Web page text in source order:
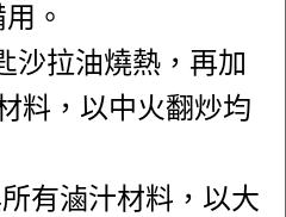
。
沙拉油燒熱，再加
料，以中火翻炒均
有滷汁材料，以大